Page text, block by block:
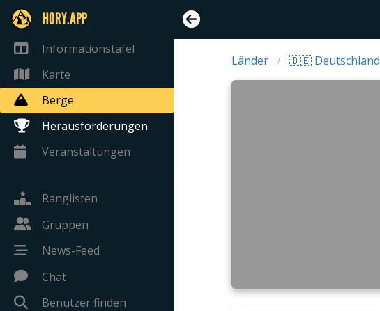
HORY.APP
Informationstafel
Karte
Berge
Herausforderungen
Veranstaltungen
Ranglisten
Gruppen
News-Feed
Chat
Benutzer finden
Länder 🇩🇪 Deutschland